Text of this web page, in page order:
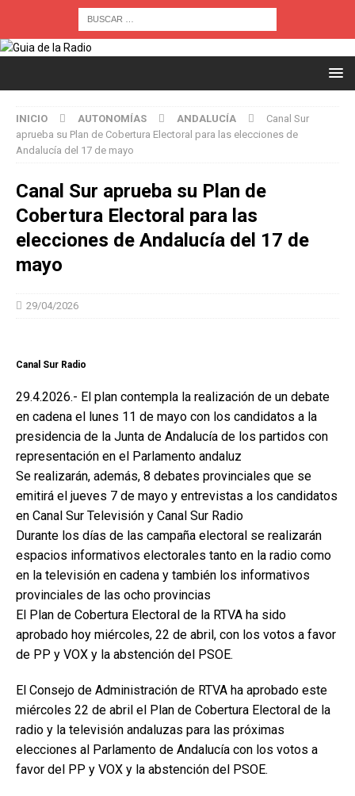
INICIO AUTONOMÍAS ANDALUCÍA
Canal Sur
aprueba su Plan de Cobertura Electoral para las elecciones de
Andalucía del 17 de mayo
Canal Sur aprueba su Plan de
Cobertura Electoral para las
elecciones de Andalucía del 17 de
mayo
29/04/2026
Canal Sur Radio
29.4.2026.- El plan contempla la realización de un debate
en cadena el lunes 11 de mayo con los candidatos a la
presidencia de la Junta de Andalucía de los partidos con
representación en el Parlamento andaluz
Se realizarán, además, 8 debates provinciales que se
emitirá el jueves 7 de mayo y entrevistas a los candidatos
en Canal Sur Televisión y Canal Sur Radio
Durante los días de las campaña electoral se realizarán
espacios informativos electorales tanto en la radio como
en la televisión en cadena y también los informativos
provinciales de las ocho provincias
El Plan de Cobertura Electoral de la RTVA ha sido
aprobado hoy miércoles, 22 de abril, con los votos a favor
de PP y VOX y la abstención del PSOE.
El Consejo de Administración de RTVA ha aprobado este
miércoles 22 de abril el Plan de Cobertura Electoral de la
radio y la televisión andaluzas para las próximas
elecciones al Parlamento de Andalucía con los votos a
favor del PP y VOX y la abstención del PSOE.